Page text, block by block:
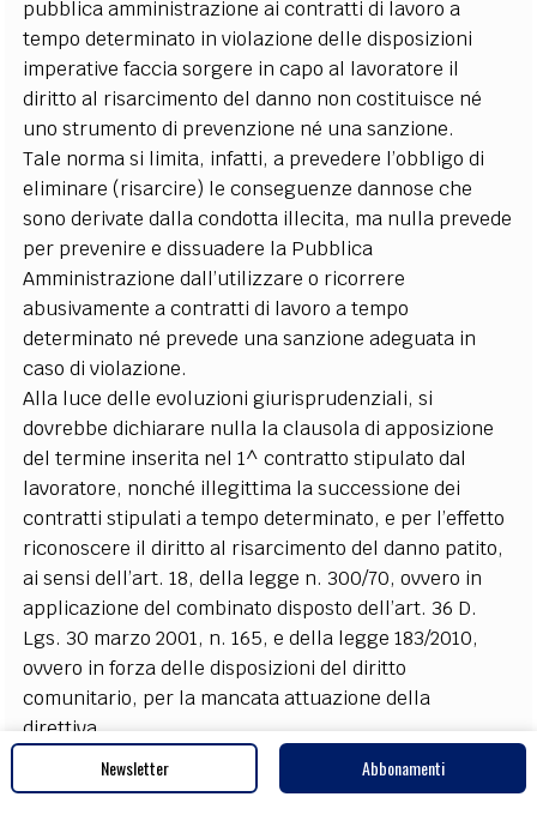
pubblica amministrazione ai contratti di lavoro a
tempo determinato in violazione delle disposizioni
imperative faccia sorgere in capo al lavoratore il
diritto al risarcimento del danno non costituisce né
uno strumento di prevenzione né una sanzione.
Tale norma si limita, infatti, a prevedere l’obbligo di
eliminare (risarcire) le conseguenze dannose che
sono derivate dalla condotta illecita, ma nulla prevede
per prevenire e dissuadere la Pubblica
Amministrazione dall’utilizzare o ricorrere
abusivamente a contratti di lavoro a tempo
determinato né prevede una sanzione adeguata in
caso di violazione.
Alla luce delle evoluzioni giurisprudenziali, si
dovrebbe dichiarare nulla la clausola di apposizione
del termine inserita nel 1^ contratto stipulato dal
lavoratore, nonché illegittima la successione dei
contratti stipulati a tempo determinato, e per l’effetto
riconoscere il diritto al risarcimento del danno patito,
ai sensi dell’art. 18, della legge n. 300/70, ovvero in
applicazione del combinato disposto dell’art. 36 D.
Lgs. 30 marzo 2001, n. 165, e della legge 183/2010,
ovvero in forza delle disposizioni del diritto
comunitario, per la mancata attuazione della
direttiva.
Infatti, «nel caso in cui il risultato prescritto da una
direttiva non possa essere conseguito mediante
Newsletter Abbonamenti